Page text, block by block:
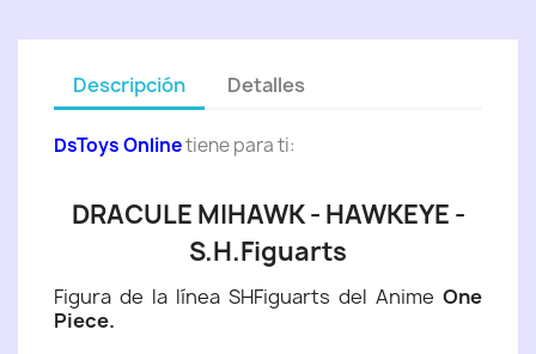
Descripción Detalles
DsToys Onlinetiene para ti:
DRACULE MIHAWK - HAWKEYE -
S.H.Figuarts
Figura de la línea SHFiguarts del Anime One
Piece.